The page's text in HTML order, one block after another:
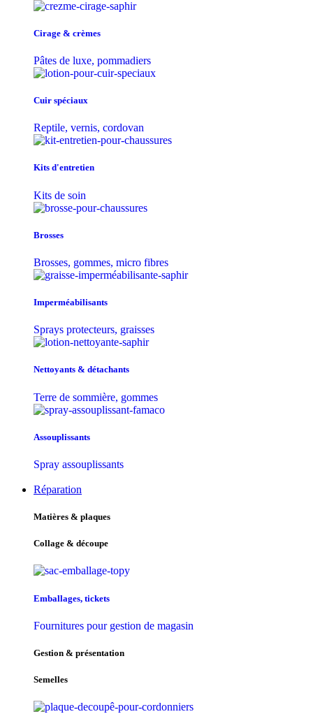
Cirage & crèmes
Pâtes de luxe, pommadiers
Cuir spéciaux
Reptile, vernis, cordovan
Kits d'entretien
Kits de soin
Brosses
Brosses, gommes, micro fibres
Imperméabilisants
Sprays protecteurs, graisses
Nettoyants & détachants
Terre de sommière, gommes
Assouplissants
Spray assouplissants
Réparation
Matières & plaques
Collage & découpe
Emballages, tickets
Fournitures pour gestion de magasin
Gestion & présentation
Semelles